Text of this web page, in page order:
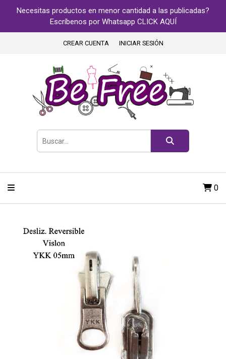
Necesitas productos en menor cantidad a las publicadas?
Escríbenos por Whatsapp CLICK AQUÍ
CREAR CUENTA INICIAR SESIÓN
0